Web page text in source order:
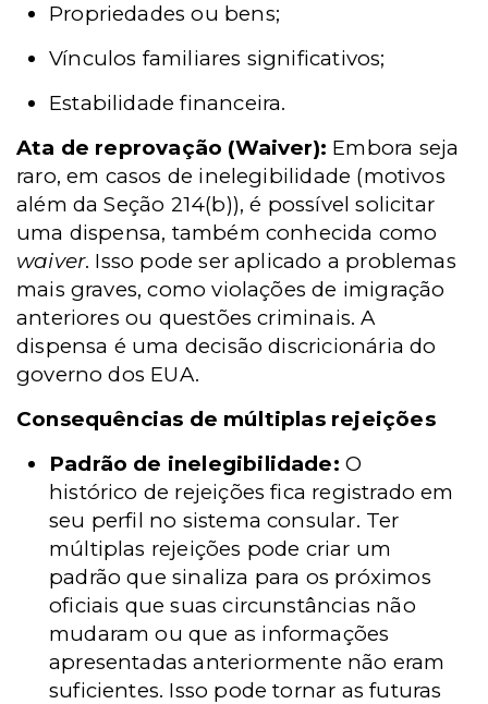
Propriedades ou bens;
Vínculos familiares significativos;
Estabilidade financeira.
Ata de reprovação (Waiver): Embora seja
raro, em casos de inelegibilidade (motivos
além da Seção 214(b)), é possível solicitar
uma dispensa, também conhecida como
waiver. Isso pode ser aplicado a problemas
mais graves, como violações de imigração
anteriores ou questões criminais. A
dispensa é uma decisão discricionária do
governo dos EUA.
Consequências de múltiplas rejeições
Padrão de inelegibilidade: O
histórico de rejeições fica registrado em
seu perfil no sistema consular. Ter
múltiplas rejeições pode criar um
padrão que sinaliza para os próximos
oficiais que suas circunstâncias não
mudaram ou que as informações
apresentadas anteriormente não eram
suficientes. Isso pode tornar as futuras